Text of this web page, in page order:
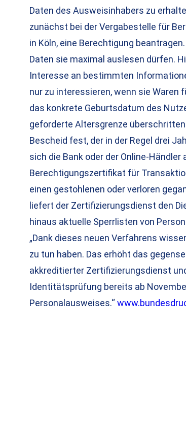
Daten des Ausweisinhabers zu
zunächst bei der Vergabestelle für
in Köln, eine Berechtigung
Daten sie maximal auslesen dürfen.
Interesse an bestimmten
nur zu interessieren, wenn sie Waren
das konkrete Geburtsdatum des
geforderte Altersgrenze
Bescheid fest, der in der Regel drei
sich die Bank oder der Online-
Berechtigungszertifikat für
einen gestohlenen oder verloren
liefert der Zertifizierungsdienst den
hinaus aktuelle Sperrlisten von
„Dank dieses neuen Verfahrens
zu tun haben. Das erhöht das
akkreditierter Zertifizierungsdienst
Identitätsprüfung bereits ab
Personalausweises.“